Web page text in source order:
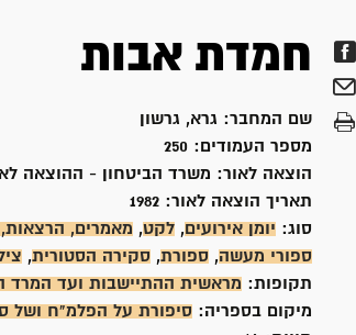
חמדת אבות
שם המחבר: גרא, גרשון
מספר העמודים: 250
הוצאה לאור: משרד הביטחון - ההוצאה
תאריך הוצאה לאור:
סוג: יומן אירועים, לקט, מאמרים,
ספורי מעשה, ספורת, סקירה הסטורית,
תקופות: מראשית ההתיישבות ועד המרד
מיקום בספריה: סיפורת על הפלמ"ח ושל